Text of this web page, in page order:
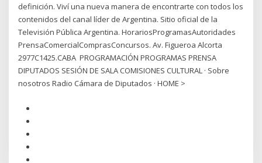
definición. Viví una nueva manera de encontrarte con todos los
contenidos del canal líder de Argentina. Sitio oficial de la
Televisión Pública Argentina. HorariosProgramasAutoridades
PrensaComercialComprasConcursos. Av. Figueroa Alcorta
2977C1425.CABA PROGRAMACIÓN PROGRAMAS PRENSA
DIPUTADOS SESIÓN DE SALA COMISIONES CULTURAL · Sobre
nosotros Radio Cámara de Diputados · HOME >